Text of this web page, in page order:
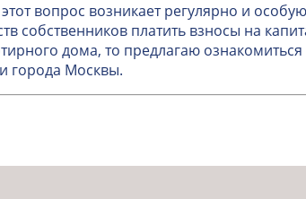
вопрос возникает регулярно и
собственников платить взносы на
дома, то предлагаю
города Москвы.